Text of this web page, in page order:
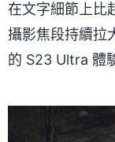
在文字細節上比
攝影焦段持續拉
的 S23 Ultra 體